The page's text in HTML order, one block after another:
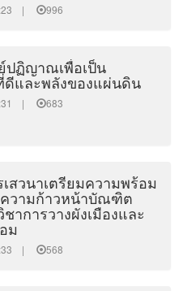
| 996
ปฏิญาณเพื่อเป็น
ดีและพลังของแผ่นดิน
| 683
สวนาเตรียมความพร้อม
วามก้าวหน้าบัณฑิต
าการวางผังเมืองและ
ม
| 568